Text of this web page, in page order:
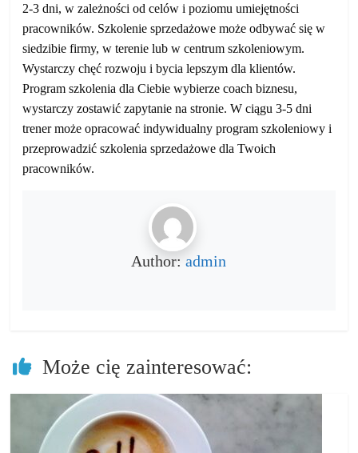
2-3 dni, w zależności od celów i poziomu umiejętności
pracowników. Szkolenie sprzedażowe może odbywać się w
siedzibie firmy, w terenie lub w centrum szkoleniowym.
Wystarczy chęć rozwoju i bycia lepszym dla klientów.
Program szkolenia dla Ciebie wybierze coach biznesu,
wystarczy zostawić zapytanie na stronie. W ciągu 3-5 dni
trener może opracować indywidualny program szkoleniowy i
przeprowadzić szkolenia sprzedażowe dla Twoich
pracowników.
Author:admin
Może cię zainteresować: